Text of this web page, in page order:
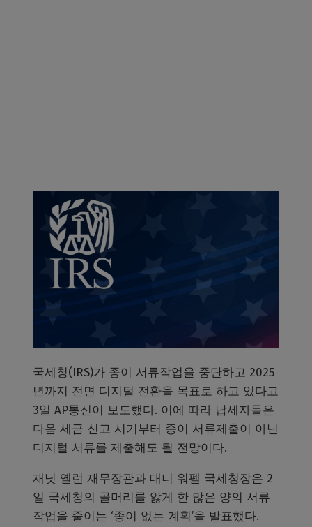
국세청(IRS)가 종이 서류작업을 중단하고 2025
년까지 전면 디지털 전환을 목표로 하고 있다고
3일 AP통신이 보도했다. 이에 따라 납세자들은
다음 세금 신고 시기부터 종이 서류제출이 아닌
디지털 서류를 제출해도 될 전망이다.
재닛 옐런 재무장관과 대니 워펠 국세청장은 2
일 국세청의 골머리를 앓게 한 많은 양의 서류
작업을 줄이는 ‘종이 없는 계획’을 발표했다.